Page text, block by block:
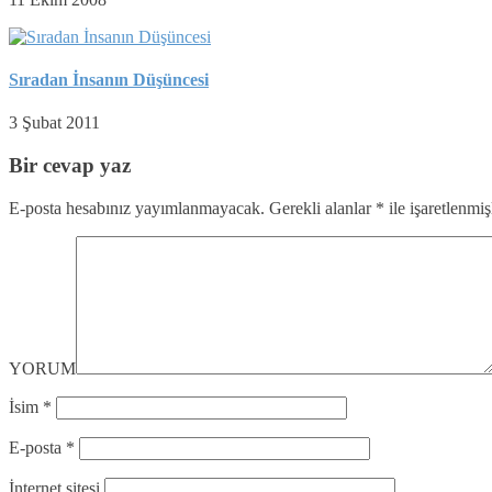
Sıradan İnsanın Düşüncesi
3 Şubat 2011
Bir cevap yaz
E-posta hesabınız yayımlanmayacak. Gerekli alanlar * ile
YORUM
İsim *
E-posta *
İnternet sitesi